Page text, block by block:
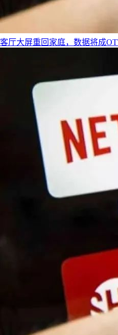
客厅大屏重回家庭，数据将成